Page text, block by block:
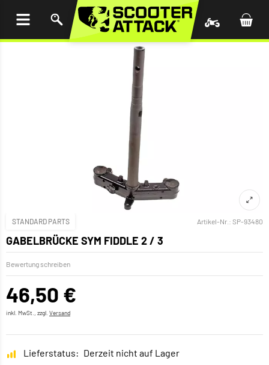
STANDARD PARTS Artikel-Nr.: SP-93480
GABELBRÜCKE SYM FIDDLE 2 / 3
Bewertung schreiben
46,50 €
inkl. MwSt., zzgl. Versand
Lieferstatus: Derzeit nicht auf Lager